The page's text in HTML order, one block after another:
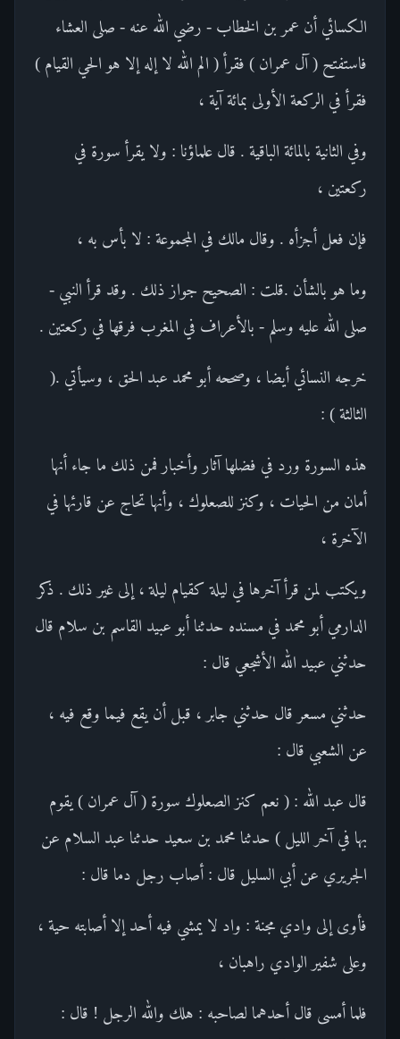
الكسائي أن عمر بن الخطاب - رضي الله عنه - صلى العشاء
فاستفتح ( آل عمران ) فقرأ ( الم الله لا إله إلا هو الحي القيام )
فقرأ في الركعة الأولى بمائة آية ،
وفي الثانية بالمائة الباقية . قال علماؤنا : ولا يقرأ سورة في
ركعتين ،
فإن فعل أجزأه . وقال مالك في المجموعة : لا بأس به ،
وما هو بالشأن .قلت : الصحيح جواز ذلك . وقد قرأ النبي -
صلى الله عليه وسلم - بالأعراف في المغرب فرقها في ركعتين .
خرجه النسائي أيضا ، وصححه أبو محمد عبد الحق ، وسيأتي .(
الثالثة ) :
هذه السورة ورد في فضلها آثار وأخبار فمن ذلك ما جاء أنها
أمان من الحيات ، وكنز للصعلوك ، وأنها تحاج عن قارئها في
الآخرة ،
ويكتب لمن قرأ آخرها في ليلة كقيام ليلة ، إلى غير ذلك . ذكر
الدارمي أبو محمد في مسنده حدثنا أبو عبيد القاسم بن سلام قال
حدثني عبيد الله الأشجعي قال :
حدثني مسعر قال حدثني جابر ، قبل أن يقع فيما وقع فيه ،
عن الشعبي قال :
قال عبد الله : ( نعم كنز الصعلوك سورة ( آل عمران ) يقوم
بها في آخر الليل ) حدثنا محمد بن سعيد حدثنا عبد السلام عن
الجريري عن أبي السليل قال : أصاب رجل دما قال :
فأوى إلى وادي مجنة : واد لا يمشي فيه أحد إلا أصابته حية ،
وعلى شفير الوادي راهبان ،
فلما أمسى قال أحدهما لصاحبه : هلك والله الرجل ! قال :